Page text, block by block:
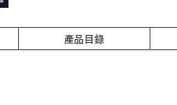
產品目錄